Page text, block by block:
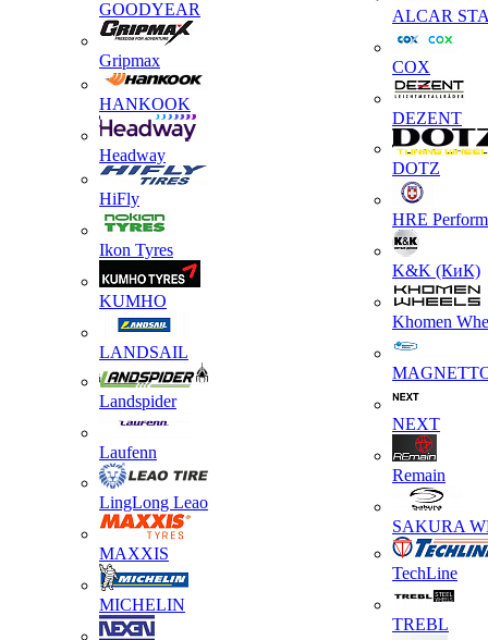
GOODYEAR
Gripmax
HANKOOK
Headway
HiFly
Ikon Tyres
KUMHO
LANDSAIL
Landspider
Laufenn
LingLong Leao
MAXXIS
MICHELIN
ALCAR
COX
DEZENT
DOTZ
HRE
K&K (КиК)
Khomen
NEXT
Remain
SAKURA
TechLine
TREBL